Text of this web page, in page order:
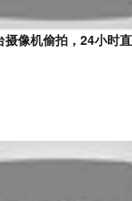
摄像机偷拍，24小时